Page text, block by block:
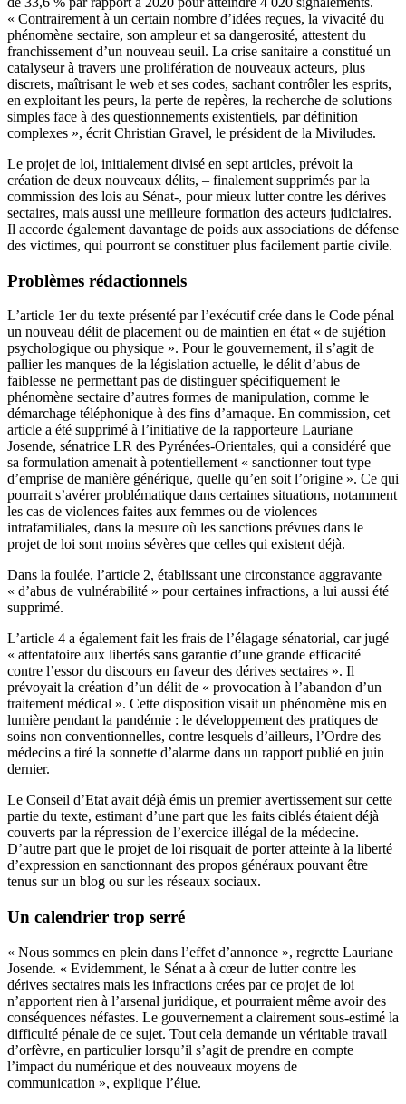
« Contrairement à un certain nombre d’idées reçues, la vivacité du
phénomène sectaire, son ampleur et sa dangerosité, attestent du
franchissement d’un nouveau seuil. La crise sanitaire a constitué un
catalyseur à travers une prolifération de nouveaux acteurs, plus
discrets, maîtrisant le web et ses codes, sachant contrôler les esprits,
en exploitant les peurs, la perte de repères, la recherche de solutions
simples face à des questionnements existentiels, par définition
complexes », écrit Christian Gravel, le président de la Miviludes.
Le projet de loi, initialement divisé en sept articles, prévoit la
création de deux nouveaux délits, – finalement supprimés par la
commission des lois au Sénat-, pour mieux lutter contre les dérives
sectaires, mais aussi une meilleure formation des acteurs judiciaires.
Il accorde également davantage de poids aux associations de défense
des victimes, qui pourront se constituer plus facilement partie civile.
Problèmes rédactionnels
L’article 1er du texte présenté par l’exécutif crée dans le Code pénal
un nouveau délit de placement ou de maintien en état « de sujétion
psychologique ou physique ». Pour le gouvernement, il s’agit de
pallier les manques de la législation actuelle, le délit d’abus de
faiblesse ne permettant pas de distinguer spécifiquement le
phénomène sectaire d’autres formes de manipulation, comme le
démarchage téléphonique à des fins d’arnaque. En commission, cet
article a été supprimé à l’initiative de la rapporteure Lauriane
Josende, sénatrice LR des Pyrénées-Orientales, qui a considéré que
sa formulation amenait à potentiellement « sanctionner tout type
d’emprise de manière générique, quelle qu’en soit l’origine ». Ce qui
pourrait s’avérer problématique dans certaines situations, notamment
les cas de violences faites aux femmes ou de violences
intrafamiliales, dans la mesure où les sanctions prévues dans le
projet de loi sont moins sévères que celles qui existent déjà.
Dans la foulée, l’article 2, établissant une circonstance aggravante
« d’abus de vulnérabilité » pour certaines infractions, a lui aussi été
supprimé.
L’article 4 a également fait les frais de l’élagage sénatorial, car jugé
« attentatoire aux libertés sans garantie d’une grande efficacité
contre l’essor du discours en faveur des dérives sectaires ». Il
prévoyait la création d’un délit de « provocation à l’abandon d’un
traitement médical ». Cette disposition visait un phénomène mis en
lumière pendant la pandémie : le développement des pratiques de
soins non conventionnelles, contre lesquels d’ailleurs, l’Ordre des
médecins a tiré la sonnette d’alarme dans un rapport publié en juin
dernier.
Le Conseil d’Etat avait déjà émis un premier avertissement sur cette
partie du texte, estimant d’une part que les faits ciblés étaient déjà
couverts par la répression de l’exercice illégal de la médecine.
D’autre part que le projet de loi risquait de porter atteinte à la liberté
d’expression en sanctionnant des propos généraux pouvant être
tenus sur un blog ou sur les réseaux sociaux.
Un calendrier trop serré
« Nous sommes en plein dans l’effet d’annonce », regrette Lauriane
Josende. « Evidemment, le Sénat a à cœur de lutter contre les
dérives sectaires mais les infractions crées par ce projet de loi
n’apportent rien à l’arsenal juridique, et pourraient même avoir des
conséquences néfastes. Le gouvernement a clairement sous-estimé la
difficulté pénale de ce sujet. Tout cela demande un véritable travail
d’orfèvre, en particulier lorsqu’il s’agit de prendre en compte
l’impact du numérique et des nouveaux moyens de
communication », explique l’élue.